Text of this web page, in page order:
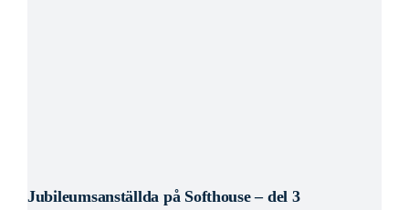
Jubileumsanställda på Softhouse – del 3